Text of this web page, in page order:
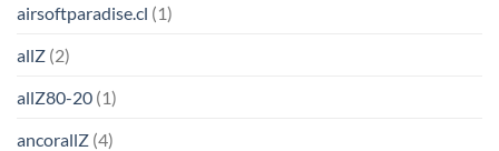
airsoftparadise.cl (1)
allZ (2)
allZ80-20 (1)
ancorallZ (4)